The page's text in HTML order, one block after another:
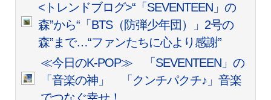
<トレンドブログ>“「SEVENTEEN」の
森”から“「BTS（防弾少年団）」2号の
森”まで…“ファンたちに心より感謝”
≪今日のK-POP≫ 「SEVENTEEN」の
「音楽の神」 「クンチパクチ♪」音楽